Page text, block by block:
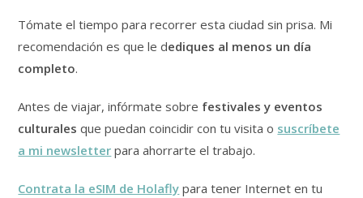
Tómate el tiempo para recorrer esta ciudad sin prisa. Mi
recomendación es que le dediques al menos un día
completo.
Antes de viajar, infórmate sobre festivales y eventos
culturales que puedan coincidir con tu visita o suscríbete
a mi newsletter para ahorrarte el trabajo.
Contrata la eSIM de Holafly para tener Internet en tu